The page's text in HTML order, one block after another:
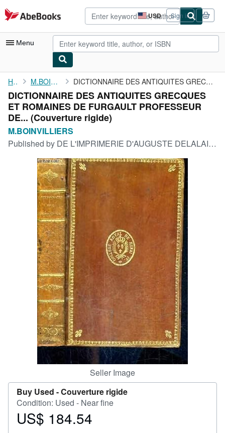
Skip to main content
AbeBooks.com USD
Site
shopping
preferences
Sign in
Menu
My Account
My Purchases
Advanced Search
Browse Collections
Art & Collectibles
Textbooks
Start Selling
CLOSE
Home M.BOINVILLIERS DICTIONNAIRE DES ANTIQUITES GRECQUES ET ROMAINES DE FURGAULT ...
DICTIONNAIRE DES ANTIQUITES GRECQUES
ET ROMAINES DE FURGAULT PROFESSEUR
DE... (Couverture rigide)
M.BOINVILLIERS
Published by DE L'IMPRIMERIE D'AUGUSTE DELALAIN, 1824
Seller Image
Buy Used -Couverture rigide
Condition: Used - Near fine
Price
US$ 184.54